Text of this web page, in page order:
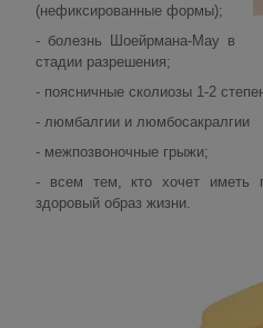
(нефиксированные формы);
- болезнь Шоейрмана-Мау в
стадии разрешения;
- поясничные сколиозы 1-2
- люмбалгии и люмбосакралгии
- межпозвоночные грыжи;
- всем тем, кто хочет иметь
здоровый образ жизни.